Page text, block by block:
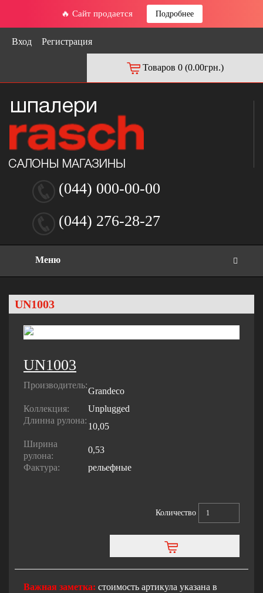
🔥 Сайт продается Подробнее
Вход Регистрация
Товаров 0 (0.00грн.)
(044) 000-00-00
(044) 276-28-27
Меню
UN1003
UN1003
Производитель:
Grandeco
Коллекция:
Unplugged
Длинна рулона:
10,05
Ширина
рулона:
0,53
Фактура:
рельефные
Количество
Важная заметка: стоимость артикула указана в